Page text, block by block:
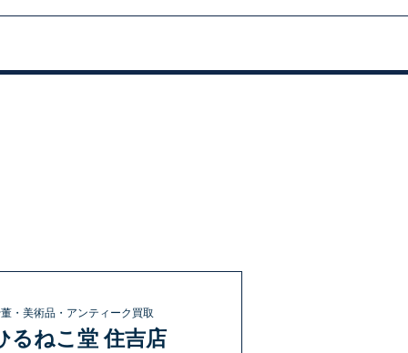
・美術品・アンティーク買取
るねこ堂 住吉店